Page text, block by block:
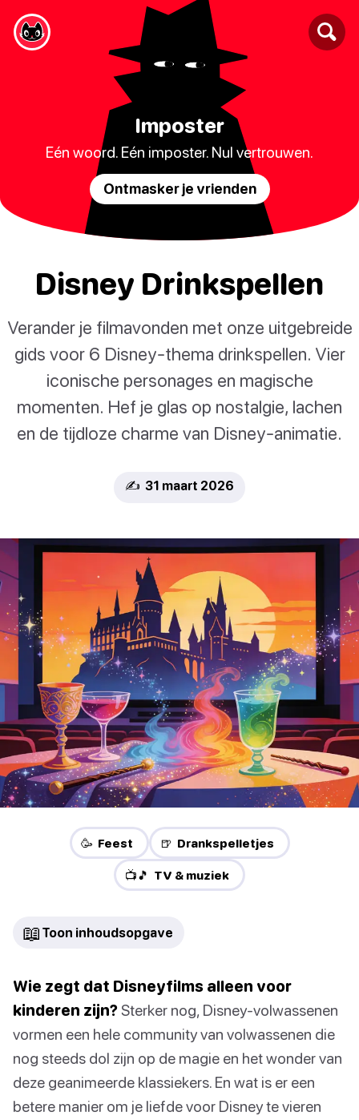
Imposter
Eén woord. Eén imposter. Nul vertrouwen.
Ontmasker je vrienden
Disney Drinkspellen
Verander je filmavonden met onze uitgebreide
gids voor 6 Disney-thema drinkspellen. Vier
iconische personages en magische
momenten. Hef je glas op nostalgie, lachen
en de tijdloze charme van Disney-animatie.
✍️ 31 maart 2026
🥳 Feest 🍺 Drankspelletjes
📺🎵 TV & muziek
📖 Toon inhoudsopgave
Wie zegt dat Disneyfilms alleen voor
kinderen zijn? Sterker nog, Disney-volwassenen
vormen een hele community van volwassenen die
nog steeds dol zijn op de magie en het wonder van
deze geanimeerde klassiekers. En wat is er een
betere manier om je liefde voor Disney te vieren